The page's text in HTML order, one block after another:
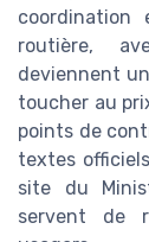
coordination
routière,
deviennent
toucher au
points de
textes
site du
servent de